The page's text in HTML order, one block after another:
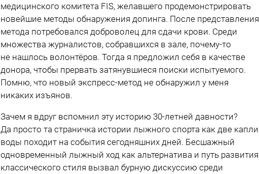
медицинского комитета FIS, желавшего продемонстрировать
новейшие методы обнаружения допинга. После представления
метода потребовался доброволец для сдачи крови. Среди
множества журналистов, собравшихся в зале, почему-то
не нашлось волонтёров. Тогда я предложил себя в качестве
донора, чтобы прервать затянувшиеся поиски испытуемого.
Помню, что новый экспресс-метод не обнаружил у меня
никаких изъянов.
Зачем я вдруг вспомнил эту историю 30-летней давности?
Да просто та страничка истории лыжного спорта как две капли
воды походит на события сегодняшних дней. Бесшажный
одновременный лыжный ход как альтернатива и путь развития
классического стиля вызвал бурную дискуссию среди